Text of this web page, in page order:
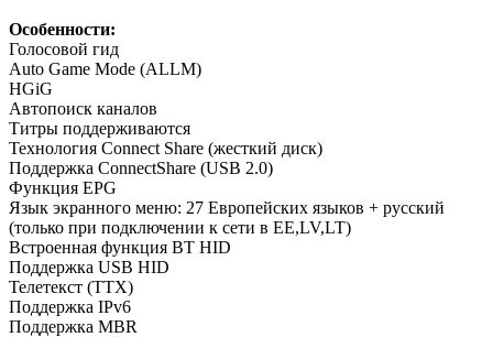
Особенности:
Голосовой гид
Auto Game Mode (ALLM)
HGiG
Автопоиск каналов
Титры поддерживаются
Технология Connect Share (жесткий диск)
Поддержка ConnectShare (USB 2.0)
Функция EPG
Язык экранного меню: 27 Европейских языков + русский
(только при подключении к сети в EE,LV,LT)
Встроенная функция BT HID
Поддержка USB HID
Телетекст (TTX)
Поддержка IPv6
Поддержка MBR